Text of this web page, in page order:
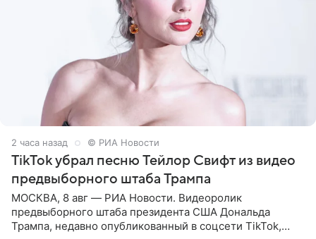
2 часа назад © РИА Новости
TikTok убрал песню Тейлор Свифт из видео
предвыборного штаба Трампа
МОСКВА, 8 авг — РИА Новости. Видеоролик
предвыборного штаба президента США Дональда
Трампа, недавно опубликованный в соцсети TikTok,